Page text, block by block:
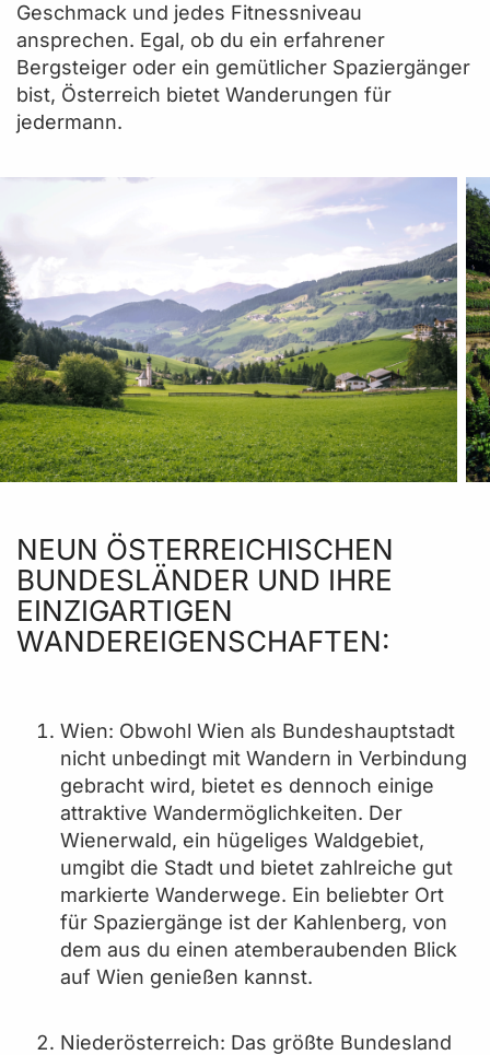
Geschmack und jedes Fitnessniveau
ansprechen. Egal, ob du ein erfahrener
Bergsteiger oder ein gemütlicher Spaziergänger
bist, Österreich bietet Wanderungen für
jedermann.
NEUN ÖSTERREICHISCHEN
BUNDESLÄNDER UND IHRE
EINZIGARTIGEN
WANDEREIGENSCHAFTEN:
Wien: Obwohl Wien als Bundeshauptstadt
nicht unbedingt mit Wandern in Verbindung
gebracht wird, bietet es dennoch einige
attraktive Wandermöglichkeiten. Der
Wienerwald, ein hügeliges Waldgebiet,
umgibt die Stadt und bietet zahlreiche gut
markierte Wanderwege. Ein beliebter Ort
für Spaziergänge ist der Kahlenberg, von
dem aus du einen atemberaubenden Blick
auf Wien genießen kannst.
Niederösterreich: Das größte Bundesland